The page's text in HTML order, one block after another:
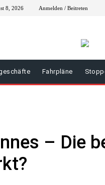
8, 2026 Anmelden / Beitreten
Fahrpläne
– Die